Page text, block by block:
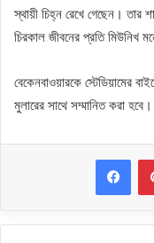
স্থায়ী চিহ্ন রেখে গেছেন। তার
চিরকাল জীবনের প্রতি মিউনিখ
বেকেনবাওয়ারকে স্টেডিয়ামের
মুলারের সাথে সম্মানিত করা হবে।